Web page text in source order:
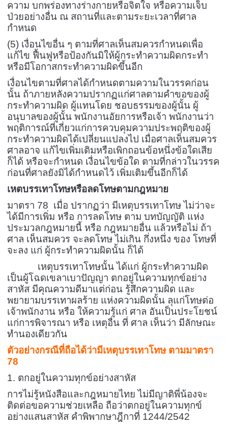
ความ บกพร่องทางร่างกายหรือจิตใจ หรือความเจ็บ
ป่วยอย่างอื่น ณ สถานที่และตามระยะเวลาที่ศาล
กำหนด
(5) เงื่อนไขอื่น ๆ ตามที่ศาลเห็นสมควรกำหนดเพื่อ
แก้ไข ฟื้นฟูหรือป้องกันมิให้ผู้กระทำความผิดกระทำ
หรือมีโอกาสกระทำความผิดขึ้นอีก
เงื่อนไขตามที่ศาลได้กำหนดตามความในวรรคก่อน
นั้น ถ้าภายหลังความปรากฏแก่ศาลตามคำขอของผู้
กระทำความผิด ผู้แทนโดย ชอบธรรมของผู้นั้น ผู้
อนุบาลของผู้นั้น พนักงานอัยการหรือเจ้า พนักงานว่า
พฤติการณ์ที่เกี่ยวแก่การควบคุมความประพฤติของผู้
กระทำความผิดได้เปลี่ยนแปลงไป เมื่อศาลเห็นสมควร
ศาลอาจ แก้ไขเพิ่มเติมหรือเพิกถอนข้อหนึ่งข้อใดเสีย
ก็ได้ หรือจะกำหนด เงื่อนไขข้อใด ตามที่กล่าวในวรรค
ก่อนที่ศาลยังมิได้กำหนดไว้ เพิ่มเติมขึ้นอีกก็ได้
เหตบรรเทาโทษหรือลดโทษตามกฎหมาย
มาตรา 78 เมื่อ ปรากฏว่า มีเหตุบรรเทาโทษ ไม่ว่าจะ
ได้มีการเพิ่ม หรือ การลดโทษ ตาม บทบัญญัติ แห่ง
ประมวลกฎหมายนี้ หรือ กฎหมายอื่น แล้วหรือไม่ ถ้า
ศาล เห็นสมควร จะลดโทษ ไม่เกิน กึ่งหนึ่ง ของ โทษที่
จะลง แก่ ผู้กระทำความผิดนั้น ก็ได้
เหตุบรรเทาโทษนั้น ได้แก่ ผู้กระทำความผิด
เป็นผู้โฉดเขลาเบาปัญญา ตกอยู่ในความทุกข์อย่าง
สาหัส มีคุณความดีมาแต่ก่อน รู้สึกความผิด และ
พยายามบรรเทาผลร้าย แห่งความผิดนั้น ลุแก่โทษต่อ
เจ้าพนักงาน หรือ ให้ความรู้แก่ ศาล อันเป็นประโยชน์
แก่การพิจารณา หรือ เหตุอื่น ที่ ศาล เห็นว่า มีลักษณะ
ทำนองเดียวกัน
ตัวอย่างกรณีที่ถือได้ว่ามีเหตุบรรเทาโทษ ตามมาตรา
78
1. ตกอยู่ในความทุกข์อย่างสาหัส
การไม่รู้หนังสือและกฎหมายไทย ไม่มีญาติพี่น้องจะ
ติดต่อขอความช่วยเหลือ ถือว่าตกอยู่ในความทุกข์
อย่างแสนสาหัส คำพิพากษาฎีกาที่ 1244/2542